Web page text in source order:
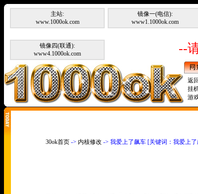
主站:
www.1000ok.com
镜像一(电信):
www1.1000ok.com
镜像四(联通):
www4.1000ok.com
--
返
挂
游
30ok首页 -> 内核修改 -> 我爱上了飙车 [关键词：我爱上